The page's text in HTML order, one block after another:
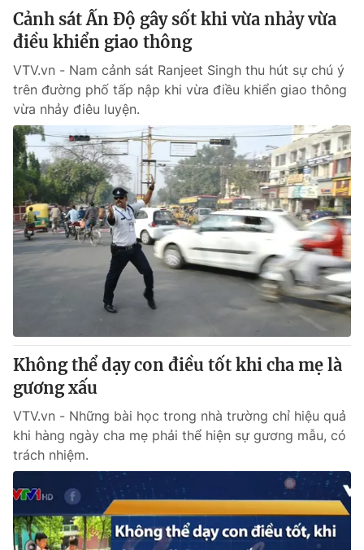
Cảnh sát Ấn Độ gây sốt khi vừa nhảy vừa
điều khiển giao thông
VTV.vn - Nam cảnh sát Ranjeet Singh thu hút sự chú ý
trên đường phố tấp nập khi vừa điều khiển giao thông
vừa nhảy điêu luyện.
Không thể dạy con điều tốt khi cha mẹ là
gương xấu
VTV.vn - Những bài học trong nhà trường chỉ hiệu quả
khi hàng ngày cha mẹ phải thể hiện sự gương mẫu, có
trách nhiệm.